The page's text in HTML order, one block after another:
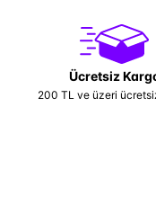
Ücretsiz
200 TL ve üzeri